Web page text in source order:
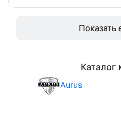
Показать
Каталог
Aurus